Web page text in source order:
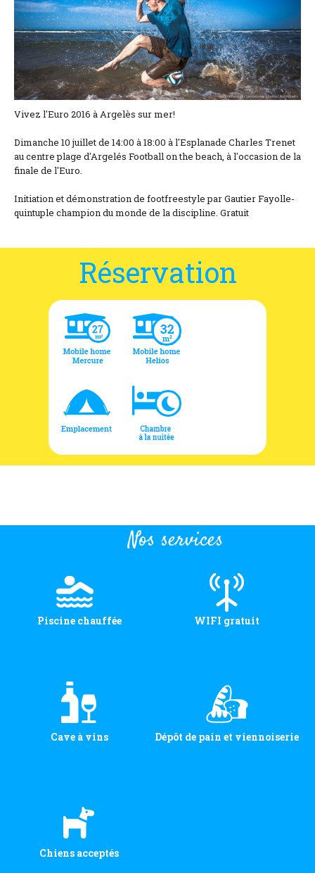
Actualités
Mobile home et tarifs
Emplacement et tarifs
Chambre à la nuitée et tarifs
Vivez l'Euro 2016 à Argelès sur mer!
Dimanche 10 juillet de 14:00 à 18:00 à l'Esplanade Charles Trenet
au centre plage d'Argelés Football on the beach, à l'occasion de la
finale de l'Euro.
Initiation et démonstration de footfreestyle par Gautier Fayolle-
quintuple champion du monde de la discipline. Gratuit
Réservation
Nos services
Piscine chauffée WIFI gratuit
Cave à vins Dépôt de pain et viennoiserie
Chiens acceptés